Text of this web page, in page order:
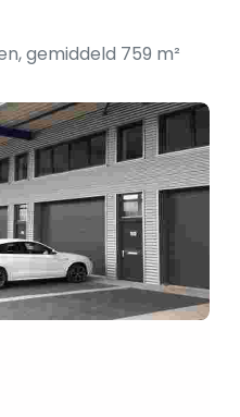
gemiddeld 759 m²